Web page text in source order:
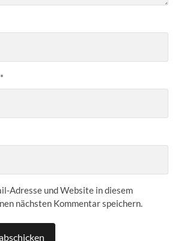
*
Adresse und Website in diesem
nächsten Kommentar speichern.